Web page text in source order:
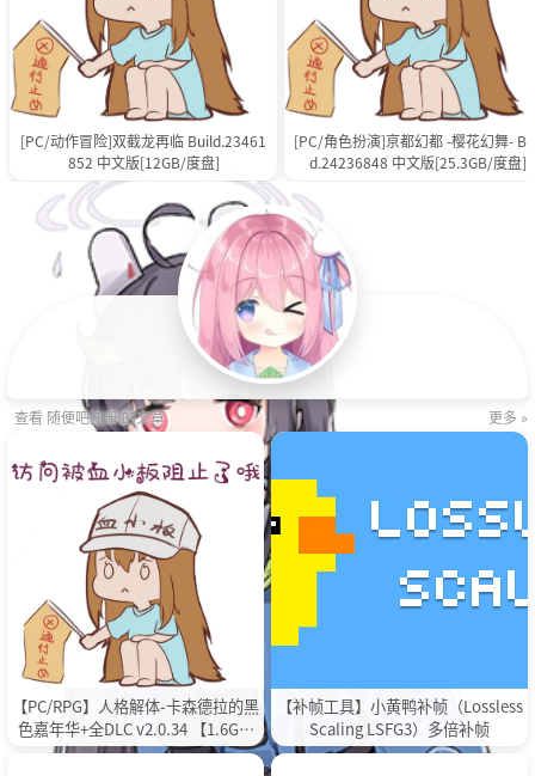
[PC/动作冒险]双截龙再临 Build.23461
852 中文版[12GB/度盘]
[PC/角色扮演]亰都幻都 -樱花幻舞-
d.24236848 中文版[25.3GB/度盘]
查看 随便吧注册 的文章 更多 »
【PC/RPG】人格解体-卡森德拉的黑
色嘉年华+全DLC v2.0.34 【1.6G】
【度盘】
【补帧工具】小黄鸭补帧（Lossless
Scaling LSFG3）多倍补帧